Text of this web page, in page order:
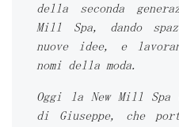
della seconda
Mill Spa, dando
nuove idee, e
nomi della moda.
Oggi la New Mill
di Giuseppe, che